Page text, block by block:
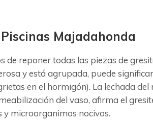
Majadahonda
de reponer todas las piezas de
y está agrupada, puede
en el hormigón). La lechada
del vaso, afirma el
y microorganimos nocivos.